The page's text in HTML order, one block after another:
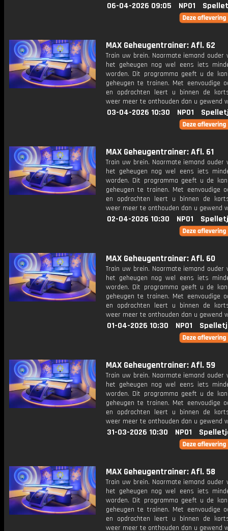
06-04-2026 09:05 NPO1
MAX Geheugentrainer: Afl. 62
Train uw brein. Naarmate iemand ouder
het geheugen nog wel eens iets
worden. Dit programma geeft u de
geheugen te trainen. Met eenvoudige
en opdrachten leert u binnen de
weer meer te onthouden dan u gewend
03-04-2026 10:30 NPO1
MAX Geheugentrainer: Afl. 61
Train uw brein. Naarmate iemand ouder
het geheugen nog wel eens iets
worden. Dit programma geeft u de
geheugen te trainen. Met eenvoudige
en opdrachten leert u binnen de
weer meer te onthouden dan u gewend
02-04-2026 10:30 NPO1
MAX Geheugentrainer: Afl. 60
Train uw brein. Naarmate iemand ouder
het geheugen nog wel eens iets
worden. Dit programma geeft u de
geheugen te trainen. Met eenvoudige
en opdrachten leert u binnen de
weer meer te onthouden dan u gewend
01-04-2026 10:30 NPO1
MAX Geheugentrainer: Afl. 59
Train uw brein. Naarmate iemand ouder
het geheugen nog wel eens iets
worden. Dit programma geeft u de
geheugen te trainen. Met eenvoudige
en opdrachten leert u binnen de
weer meer te onthouden dan u gewend
31-03-2026 10:30 NPO1
MAX Geheugentrainer: Afl. 58
Train uw brein. Naarmate iemand ouder
het geheugen nog wel eens iets
worden. Dit programma geeft u de
geheugen te trainen. Met eenvoudige
en opdrachten leert u binnen de
weer meer te onthouden dan u gewend